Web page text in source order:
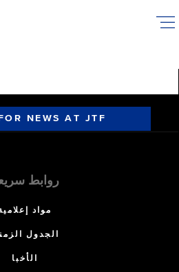
NEWS AT JTF
روابط
مواد
الجدول
الأخبا